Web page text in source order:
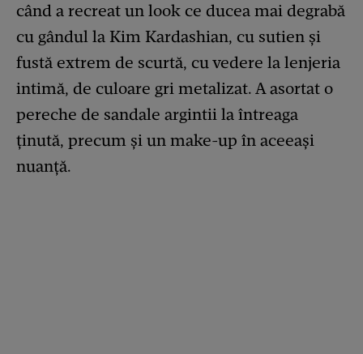
când a recreat un look ce ducea mai degrabă
cu gândul la Kim Kardashian, cu sutien și
fustă extrem de scurtă, cu vedere la lenjeria
intimă, de culoare gri metalizat. A asortat o
pereche de sandale argintii la întreaga
ținută, precum și un make-up în aceeași
nuanță.